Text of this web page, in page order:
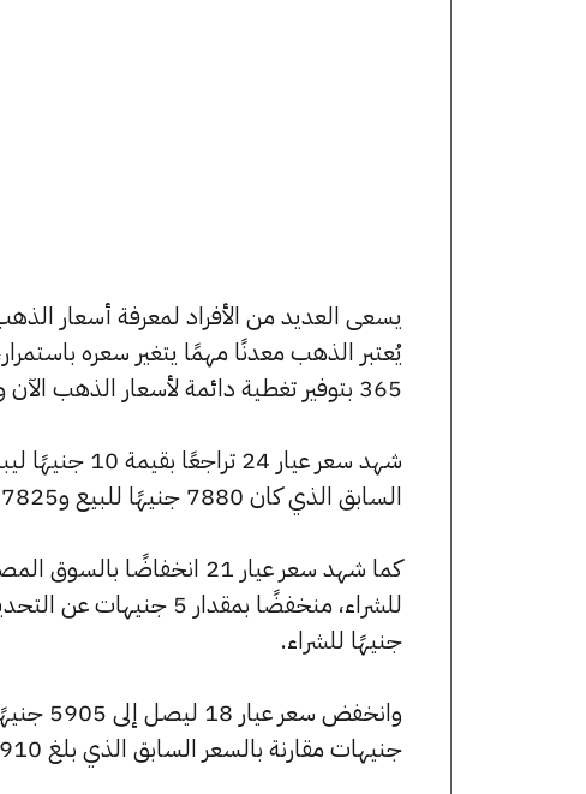
يُعتبر الذهب معدنًا مهمًا يتغير سعره
365 بتوفير تغطية دائمة لأسعار الذهب الآن وفي هذا المقال، سنتعرف على كافة أسعار الأعيرة.
السابق الذي كان 7880 جنيهًا للبيع و7825 جنيهًا للشراء.
جنيهًا للشراء.
جنيهات مقارنة بالسعر السابق الذي بلغ 5910 جنيهًا للبيع و5865 جنيهًا للشراء.